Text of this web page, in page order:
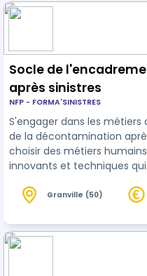
Socle de
après sinistres
NFP - FORMA'SINISTRES
S'engager dans les métiers
de la décontamination
choisir des métiers
innovants et techniques
L'encadrement d'une
décontamination sont spécifiques, cela est dû au
contexte particulier des
Granville (50)